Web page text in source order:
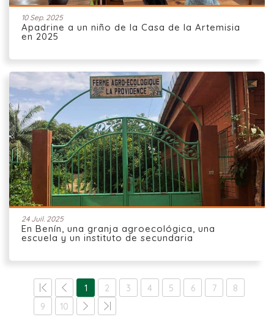
10 Sep. 2025
Apadrine a un niño de la Casa de la Artemisia
en 2025
24 Juil. 2025
En Benín, una granja agroecológica, una
escuela y un instituto de secundaria
1 2 3 4 5 6 7
8
9
10